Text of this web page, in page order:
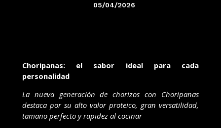
05/04/2026
Choripanas: el sabor ideal para cada
personalidad
La nueva generación de chorizos con Choripanas
destaca por su alto valor proteico, gran versatilidad,
tamaño perfecto y rapidez al cocinar